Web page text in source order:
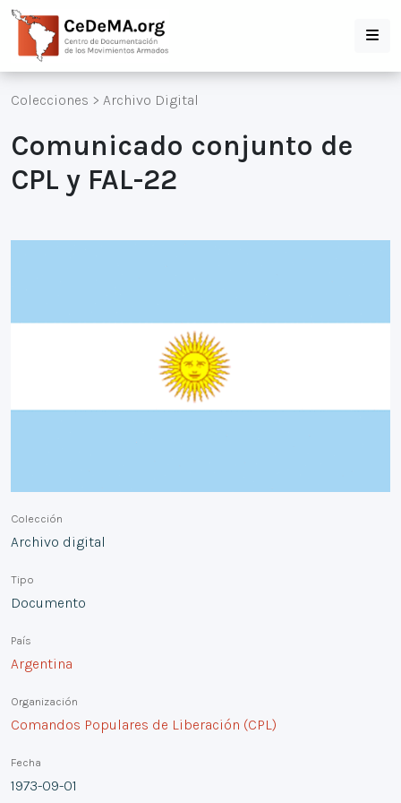
Colecciones > Archivo Digital
Comunicado conjunto de
CPL y FAL-22
Colección
Archivo digital
Tipo
Documento
País
Argentina
Organización
Comandos Populares de Liberación (CPL)
Fecha
1973-09-01